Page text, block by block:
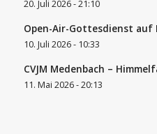
20. Juli 2026 - 21:10
Open-Air-Gottesdienst auf
10. Juli 2026 - 10:33
CVJM Medenbach –
11. Mai 2026 - 20:13